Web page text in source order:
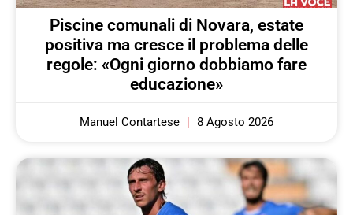
Piscine comunali di Novara, estate
positiva ma cresce il problema delle
regole: «Ogni giorno dobbiamo fare
educazione»
Manuel Contartese 8 Agosto 2026